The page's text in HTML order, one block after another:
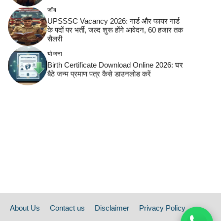
जॉब
UPSSSC Vacancy 2026: गार्ड और फायर गार्ड
के पदों पर भर्ती, जल्द शुरू होंगे आवेदन, 60 हजार तक
सैलरी
योजना
Birth Certificate Download Online 2026: घर
बैठे जन्म प्रमाण पत्र कैसे डाउनलोड करें
About Us Contact us Disclaimer Privacy Policy